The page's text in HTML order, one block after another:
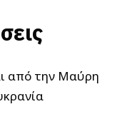
από την Μαύρη